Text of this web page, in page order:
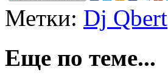
Метки: Dj Qbert
Еще по теме...